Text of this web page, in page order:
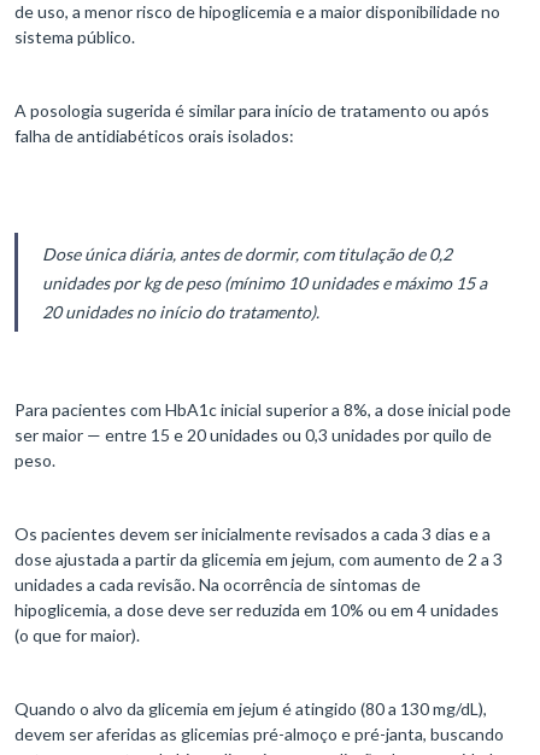
de uso, a menor risco de hipoglicemia e a maior disponibilidade no
sistema público.
A posologia sugerida é similar para início de tratamento ou após
falha de antidiabéticos orais isolados:
Dose única diária, antes de dormir, com titulação de 0,2
unidades por kg de peso (mínimo 10 unidades e máximo 15 a
20 unidades no início do tratamento).
Para pacientes com HbA1c inicial superior a 8%, a dose inicial pode
ser maior — entre 15 e 20 unidades ou 0,3 unidades por quilo de
peso.
Os pacientes devem ser inicialmente revisados a cada 3 dias e a
dose ajustada a partir da glicemia em jejum, com aumento de 2 a 3
unidades a cada revisão. Na ocorrência de sintomas de
hipoglicemia, a dose deve ser reduzida em 10% ou em 4 unidades
(o que for maior).
Quando o alvo da glicemia em jejum é atingido (80 a 130 mg/dL),
devem ser aferidas as glicemias pré-almoço e pré-janta, buscando